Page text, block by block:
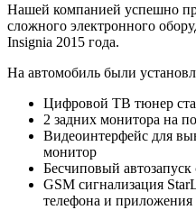
Нашей компанией успешно
сложного электронного
Insignia 2015 года.
На автомобиль были
Цифровой ТВ тюнер
2 задних монитора на
Видеоинтерфейс для
монитор
Бесчиповый
GSM сигнализация
телефона и приложения